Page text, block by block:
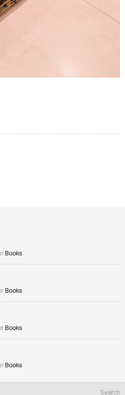
Books
Books
Books
Books